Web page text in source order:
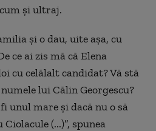
şi ultraj.
şi o dau, uite aşa, cu
ce ai zis mă că Elena
cu celălalt candidat? Vă stă
lui Călin Georgescu?
unul mare şi dacă nu o să
(...)”, spunea